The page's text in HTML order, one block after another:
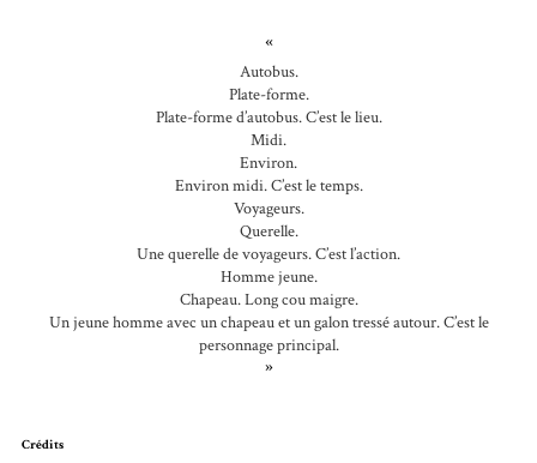
«
Autobus.
Plate-forme.
Plate-forme d’autobus. C’est le lieu.
Midi.
Environ.
Environ midi. C’est le temps.
Voyageurs.
Querelle.
Une querelle de voyageurs. C’est l’action.
Homme jeune.
Chapeau. Long cou maigre.
Un jeune homme avec un chapeau et un galon tressé autour. C’est le
personnage principal.
»
Crédits